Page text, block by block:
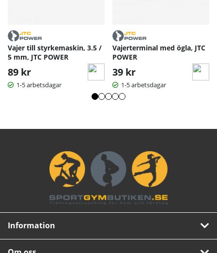
Vajer till styrkemaskin, 3.5 /
5 mm, JTC POWER
89 kr
1-5 arbetsdagar
Vajerterminal med ögla, JTC
POWER
39 kr
1-5 arbetsdagar
Information